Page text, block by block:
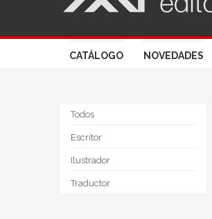
CATÁLOGO NOVEDADES
Todos
Escritor
Ilustrador
Traductor